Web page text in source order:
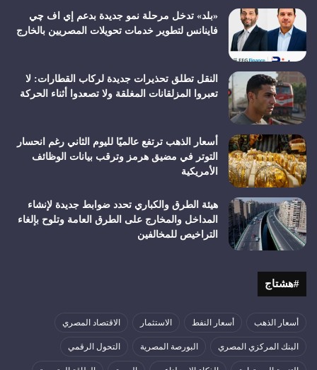
«بلد» تدخل مرحلة نمو جديدة بدعم إي اف چي
فاينانس لتطوير خدمات تحويلات المصريين بالخارج
النقل تطلق تحذيرات جديدة لركاب القطارات: لا
تعبروا المزلقانات المغلقة ولا تصعدوا أثناء الحركة
أسعار الذهب ترتفع عالميًا لليوم الثاني رغم انحسار
التوتر في مضيق هرمز وترقب بيانات الوظائف
الأمريكية
هيئة الطرق والكباري تحدد ضوابط جديدة لإنشاء
المداخل والمخارج على الطرق العامة وتلوح بإلغاء
التراخيص للمخالفين
#هشتاج
أسعار الذهب أسعار النفط الاستثمار الاقتصاد المصري
البنك المركزي المصري البورصة المصرية التحول الرقمي